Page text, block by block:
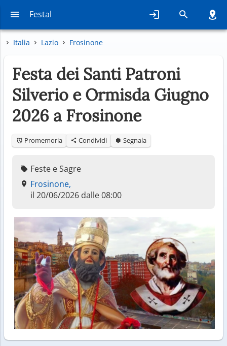
Festal
Italia Lazio Frosinone
Festa dei Santi Patroni
Silverio e Ormisda Giugno
2026 a Frosinone
Promemoria Condividi Segnala
Feste e Sagre
Frosinone,
il 20/06/2026 dalle 08:00